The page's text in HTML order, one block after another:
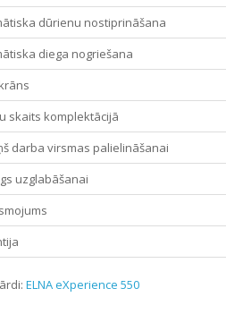
dūrienu nostiprināšana
diega nogriešana
skaits komplektācijā
darba virsmas palielināšanai
uzglabāšanai
ELNA eXperience 550